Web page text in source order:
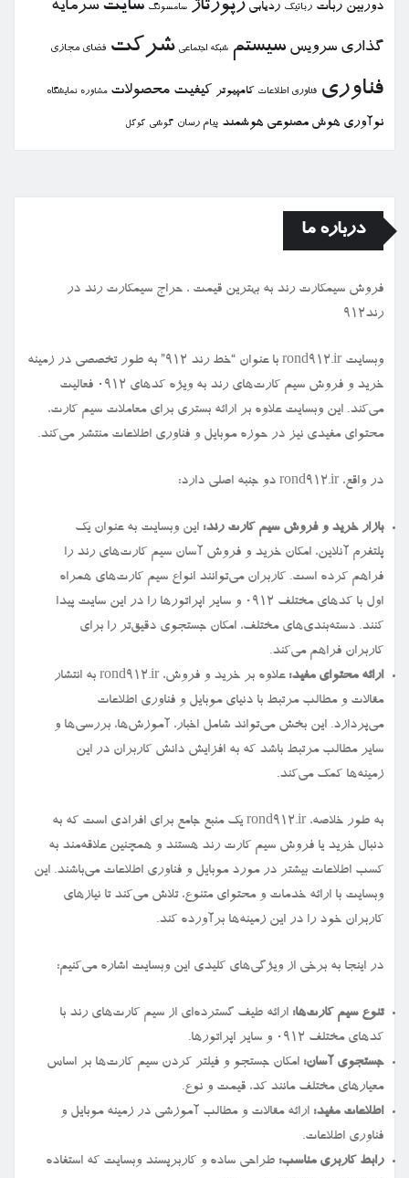
دوربین ربات رباتیك ردیابی رپورتاژ سامسونگ سایت سرمایه
گذاری سرویس سیستم شبكه اجتماعی شركت فضای مجازی
فناوری فناوری اطلاعات كامپیوتر كیفیت محصولات مشاوره نمایشگاه
نوآوری هوش مصنوعی هوشمند پیام رسان گوشی گوگل
درباره ما
فروش سیمكارت رند به بهترین قیمت ، حراج سیمكارت رند در
رند912
وبسایت rond912.ir با عنوان “خط رند ۹۱۲” به طور تخصصی در زمینه
خرید و فروش سیم کارت‌های رند به ویژه کدهای ۰۹۱۲ فعالیت
می‌کند. این وبسایت علاوه بر ارائه بستری برای معاملات سیم کارت،
محتوای مفیدی نیز در حوزه موبایل و فناوری اطلاعات منتشر می‌کند.
در واقع، rond912.ir دو جنبه اصلی دارد:
بازار خرید و فروش سیم کارت رند: این وبسایت به عنوان یک
پلتفرم آنلاین، امکان خرید و فروش آسان سیم کارت‌های رند را
فراهم کرده است. کاربران می‌توانند انواع سیم کارت‌های همراه
اول با کدهای مختلف ۰۹۱۲ و سایر اپراتورها را در این سایت پیدا
کنند. دسته‌بندی‌های مختلف، امکان جستجوی دقیق‌تر را برای
کاربران فراهم می‌کند.
ارائه محتوای مفید:
علاوه بر خرید و فروش، rond912.ir به انتشار
مقالات و مطالب مرتبط با دنیای موبایل و فناوری اطلاعات
می‌پردازد. این بخش می‌تواند شامل اخبار، آموزش‌ها، بررسی‌ها و
سایر مطالب مرتبط باشد که به افزایش دانش کاربران در این
زمینه‌ها کمک می‌کند.
به طور خلاصه، rond912.ir یک منبع جامع برای افرادی است که به
دنبال خرید یا فروش سیم کارت رند هستند و همچنین علاقه‌مند به
کسب اطلاعات بیشتر در مورد موبایل و فناوری اطلاعات می‌باشند. این
وبسایت با ارائه خدمات و محتوای متنوع، تلاش می‌کند تا نیازهای
کاربران خود را در این زمینه‌ها برآورده کند.
در اینجا به برخی از ویژگی‌های کلیدی این وبسایت اشاره می‌کنیم:
تنوع سیم کارت‌ها: ارائه طیف گسترده‌ای از سیم کارت‌های رند با
کدهای مختلف ۰۹۱۲ و سایر اپراتورها.
جستجوی آسان: امکان جستجو و فیلتر کردن سیم کارت‌ها بر اساس
معیارهای مختلف مانند کد، قیمت و نوع.
اطلاعات مفید: ارائه مقالات و مطالب آموزشی در زمینه موبایل و
فناوری اطلاعات.
رابط کاربری مناسب: طراحی ساده و کاربرپسند وبسایت که استفاده